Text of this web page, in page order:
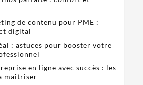
de contenu pour PME :
digital
: astuces pour booster votre
en ligne avec succès : les
maîtriser